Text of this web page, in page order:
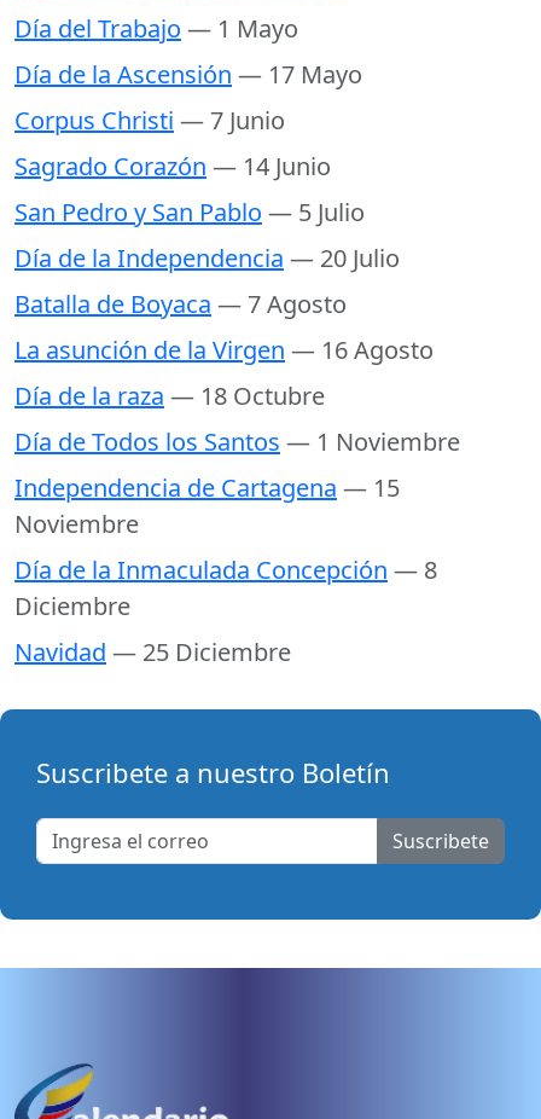
Día del Trabajo — 1 Mayo
Día de la Ascensión — 17 Mayo
Corpus Christi — 7 Junio
Sagrado Corazón — 14 Junio
San Pedro y San Pablo — 5 Julio
Día de la Independencia — 20 Julio
Batalla de Boyaca — 7 Agosto
La asunción de la Virgen — 16 Agosto
Día de la raza — 18 Octubre
Día de Todos los Santos — 1 Noviembre
Independencia de Cartagena — 15
Noviembre
Día de la Inmaculada Concepción — 8
Diciembre
Navidad — 25 Diciembre
Suscribete a nuestro Boletín
Suscribete